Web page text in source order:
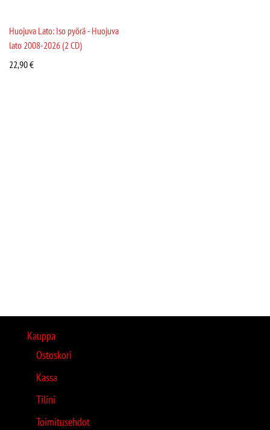
Huojuva Lato: Iso pyörä - Huojuva
lato 2008-2026 (2 CD)
22,90€
Kauppa
Ostoskori
Kassa
Tilini
Toimitusehdot